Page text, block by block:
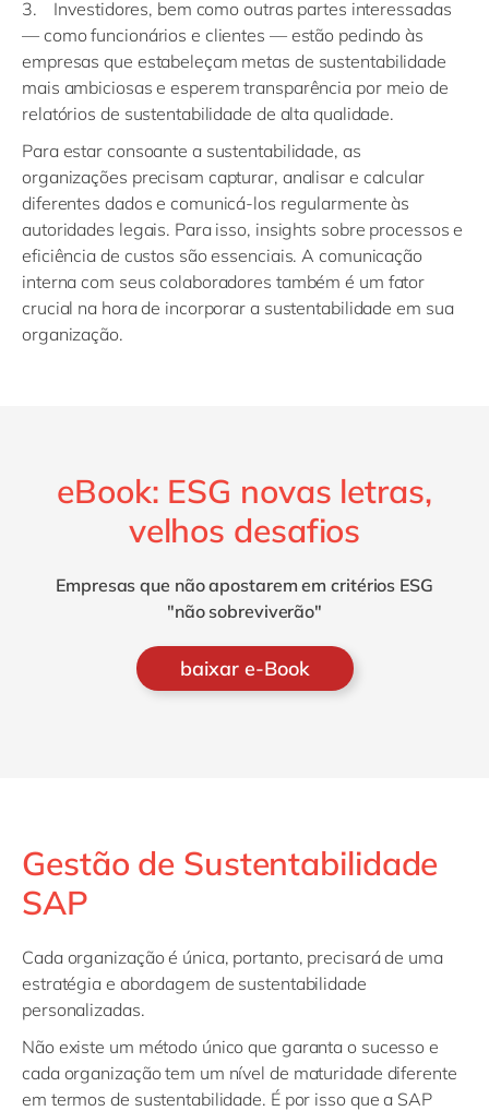
3. Investidores, bem como outras partes interessadas
— como funcionários e clientes — estão pedindo às
empresas que estabeleçam metas de sustentabilidade
mais ambiciosas e esperem transparência por meio de
relatórios de sustentabilidade de alta qualidade.
Para estar consoante a sustentabilidade, as
organizações precisam capturar, analisar e calcular
diferentes dados e comunicá-los regularmente às
autoridades legais. Para isso, insights sobre processos e
eficiência de custos são essenciais. A comunicação
interna com seus colaboradores também é um fator
crucial na hora de incorporar a sustentabilidade em sua
organização.
eBook: ESG novas letras,
velhos desafios
Empresas que não apostarem em critérios ESG
"não sobreviverão"
baixar e-Book
Gestão de Sustentabilidade
SAP
Cada organização é única, portanto, precisará de uma
estratégia e abordagem de sustentabilidade
personalizadas.
Não existe um método único que garanta o sucesso e
cada organização tem um nível de maturidade diferente
em termos de sustentabilidade. É por isso que a SAP